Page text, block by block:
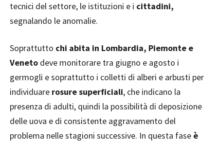
tecnici del settore, le istituzioni e i cittadini,
segnalando le anomalie.
Soprattutto chi abita in Lombardia, Piemonte e
Veneto deve monitorare tra giugno e agosto i
germogli e soprattutto i colletti di alberi e arbusti per
individuare rosure superficiali, che indicano la
presenza di adulti, quindi la possibilità di deposizione
delle uova e di consistente aggravamento del
problema nelle stagioni successive. In questa fase è